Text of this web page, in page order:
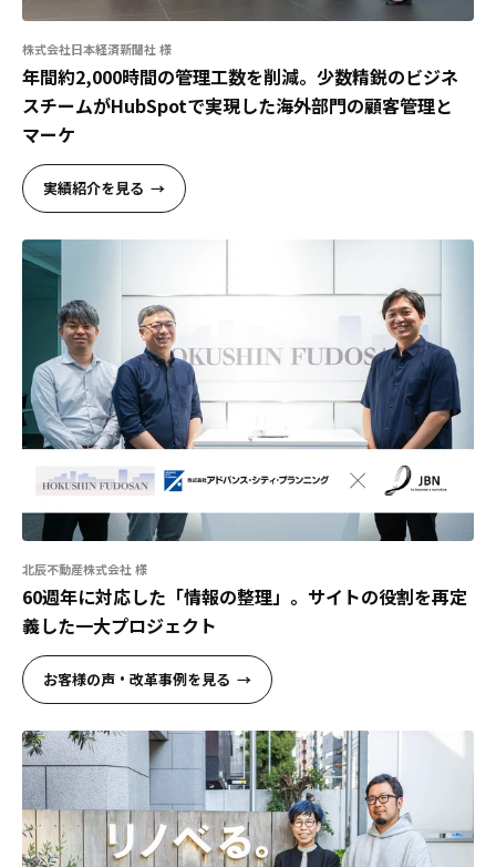
株式会社日本経済新聞社 様
年間約2,000時間の管理工数を削減。少数精鋭のビジネ
スチームがHubSpotで実現した海外部門の顧客管理と
マーケ
実績紹介を見る
北辰不動産株式会社 様
60週年に対応した「情報の整理」。サイトの役割を再定
義した一大プロジェクト
お客様の声・改革事例を見る